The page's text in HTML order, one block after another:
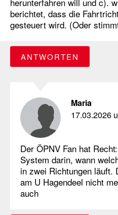
berichtet, dass die
gesteuert wird. (Oder
ANTWORTEN
Maria
17.03.2026
Der ÖPNV Fan hat
System darin, wann
in zwei Richtungen läuft.
am U Hagendeel nicht
auch